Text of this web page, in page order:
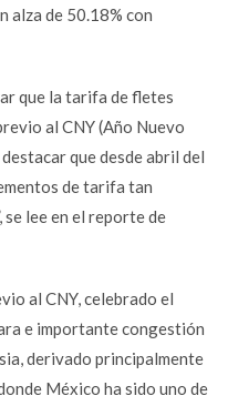
alza de 50.18% con
que la tarifa de fletes
al CNY (Año Nuevo
que desde abril del
de tarifa tan
se lee en el reporte de
al CNY, celebrado el
e importante congestión
derivado principalmente
México ha sido uno de